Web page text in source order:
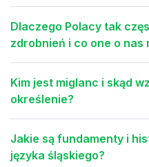
Dlaczego Polacy tak
zdrobnień i co one o nas
Kim jest miglanc i skąd
określenie?
Jakie są fundamenty i
języka śląskiego?